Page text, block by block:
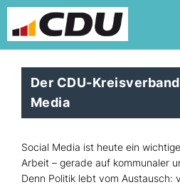
Der CDU-
Media
Social Media ist heute ein
Arbeit – gerade auf kommunaler
Denn Politik lebt vom Austausch: